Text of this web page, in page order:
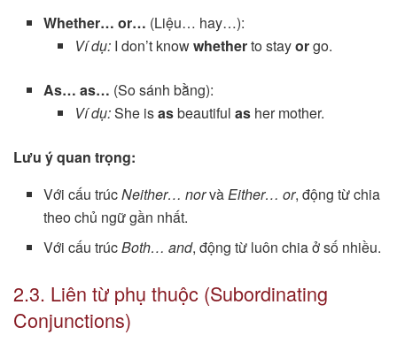
Whether… or… (Liệu… hay…):
Ví dụ:I don’t knowwhetherto stayorgo.
As… as… (So sánh bằng):
Ví dụ:She isasbeautiful asher mother.
Lưu ý quan trọng:
Với cấu trúcNeither… norvàEither… or, động từ chia
theo chủ ngữ gần nhất.
Với cấu trúcBoth… and, động từ luôn chia ở số nhiều.
2.3. Liên từ phụ thuộc (Subordinating
Conjunctions)